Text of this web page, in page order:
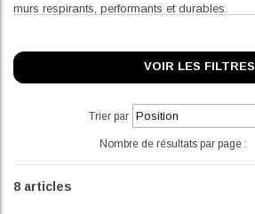
murs respirants, performants et durables.
VOIR LES FILTRES
Trier par
Nombre de résultats par page :
8 articles